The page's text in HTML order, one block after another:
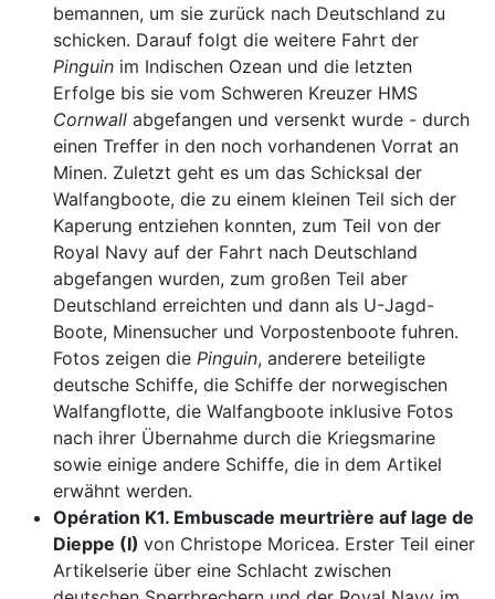
bemannen, um sie zurück nach Deutschland zu
schicken. Darauf folgt die weitere Fahrt der
Pinguin im Indischen Ozean und die letzten
Erfolge bis sie vom Schweren Kreuzer HMS
Cornwall abgefangen und versenkt wurde - durch
einen Treffer in den noch vorhandenen Vorrat an
Minen. Zuletzt geht es um das Schicksal der
Walfangboote, die zu einem kleinen Teil sich der
Kaperung entziehen konnten, zum Teil von der
Royal Navy auf der Fahrt nach Deutschland
abgefangen wurden, zum großen Teil aber
Deutschland erreichten und dann als U-Jagd-
Boote, Minensucher und Vorpostenboote fuhren.
Fotos zeigen die Pinguin, anderere beteiligte
deutsche Schiffe, die Schiffe der norwegischen
Walfangflotte, die Walfangboote inklusive Fotos
nach ihrer Übernahme durch die Kriegsmarine
sowie einige andere Schiffe, die in dem Artikel
erwähnt werden.
Opération K1. Embuscade meurtrière auf lage de
Dieppe (I) von Christope Moricea. Erster Teil einer
Artikelserie über eine Schlacht zwischen